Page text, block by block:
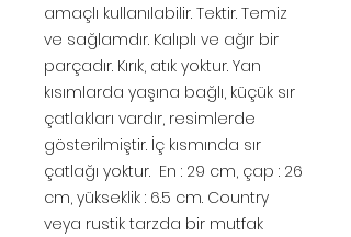
amaçlı kullanılabilir. Tektir. Temiz
ve sağlamdır. Kalıplı ve ağır bir
parçadır. Kırık, atık yoktur. Yan
kısımlarda yaşına bağlı, küçük sır
çatlakları vardır, resimlerde
gösterilmiştir. İç kısmında sır
çatlağı yoktur. En : 29 cm, çap : 26
cm, yükseklik : 6.5 cm. Country
veya rustik tarzda bir mutfak